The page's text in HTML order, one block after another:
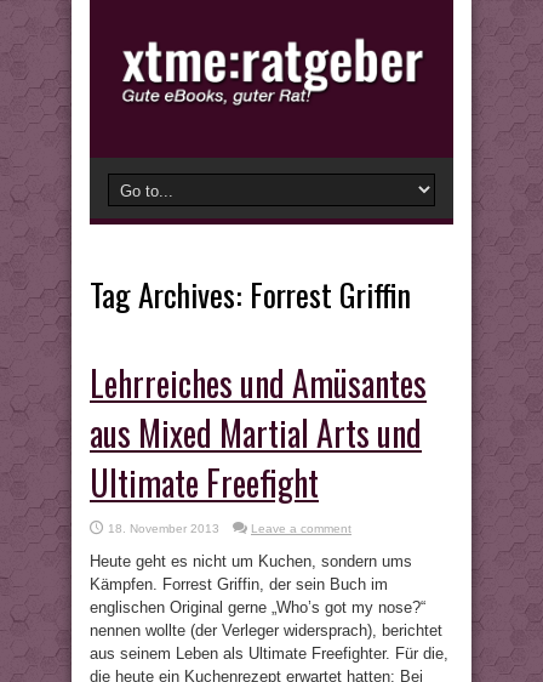
Tag Archives: Forrest Griffin
Lehrreiches und Amüsantes
aus Mixed Martial Arts und
Ultimate Freefight
18. November 2013 Leave a comment
Heute geht es nicht um Kuchen, sondern ums
Kämpfen. Forrest Griffin, der sein Buch im
englischen Original gerne „Who’s got my nose?“
nennen wollte (der Verleger widersprach), berichtet
aus seinem Leben als Ultimate Freefighter. Für die,
die heute ein Kuchenrezept erwartet hatten: Bei